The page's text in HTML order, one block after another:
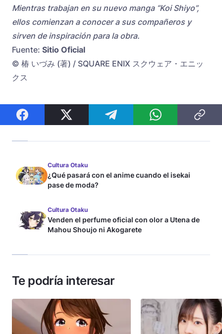
Mientras trabajan en su nuevo manga “Koi Shiyo”,
ellos comienzan a conocer a sus compañeros y
sirven de inspiración para la obra.
Fuente: Sitio Oficial
© 椿 いづみ (著) / SQUARE ENIX スクウェア・エニッ
クス
Cultura Otaku
¿Qué pasará con el anime cuando el isekai
pase de moda?
Cultura Otaku
Venden el perfume oficial con olor a Utena de
Mahou Shoujo ni Akogarete
Te podría interesar